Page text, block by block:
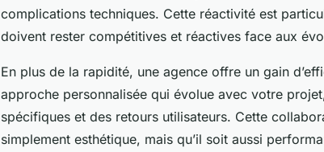
complications techniques. Cette réactivité est
doivent rester compétitives et réactives face aux
En plus de la rapidité, une agence offre un gain
approche personnalisée qui évolue avec votre
spécifiques et des retours utilisateurs. Cette
simplement esthétique, mais qu’il soit aussi